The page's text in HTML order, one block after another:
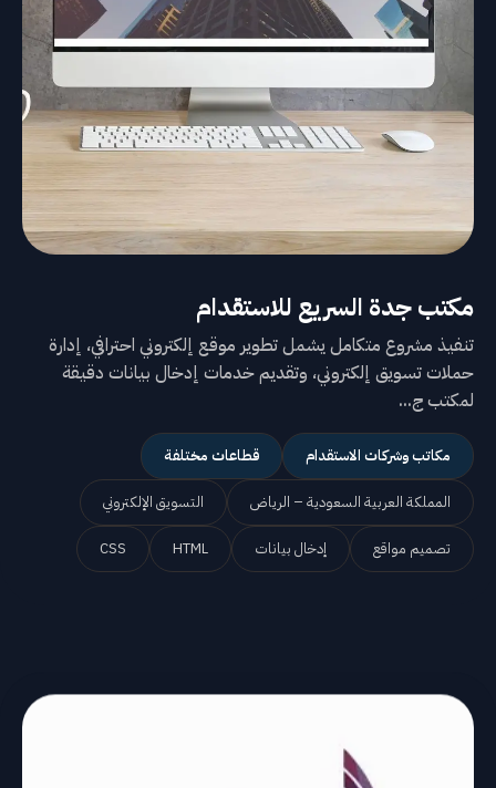
مكتب جدة السريع للاستقدام
تنفيذ مشروع متكامل يشمل تطوير موقع إلكتروني احترافي، إدارة
حملات تسويق إلكتروني، وتقديم خدمات إدخال بيانات دقيقة
لمكتب ج...
مكاتب وشركات الاستقدام قطاعات مختلفة
المملكة العربية السعودية – الرياض التسويق الإلكتروني
تصميم مواقع إدخال بيانات HTML
CSS